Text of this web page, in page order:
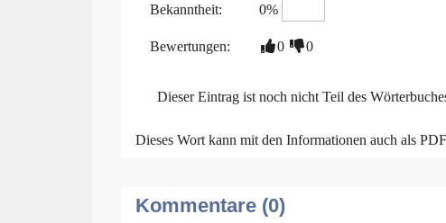
Bekanntheit: 0%
Bewertungen: 0 0
Dieser Eintrag ist noch nicht Teil des
Dieses Wort kann mit den Informationen auch als
Kommentare (0)